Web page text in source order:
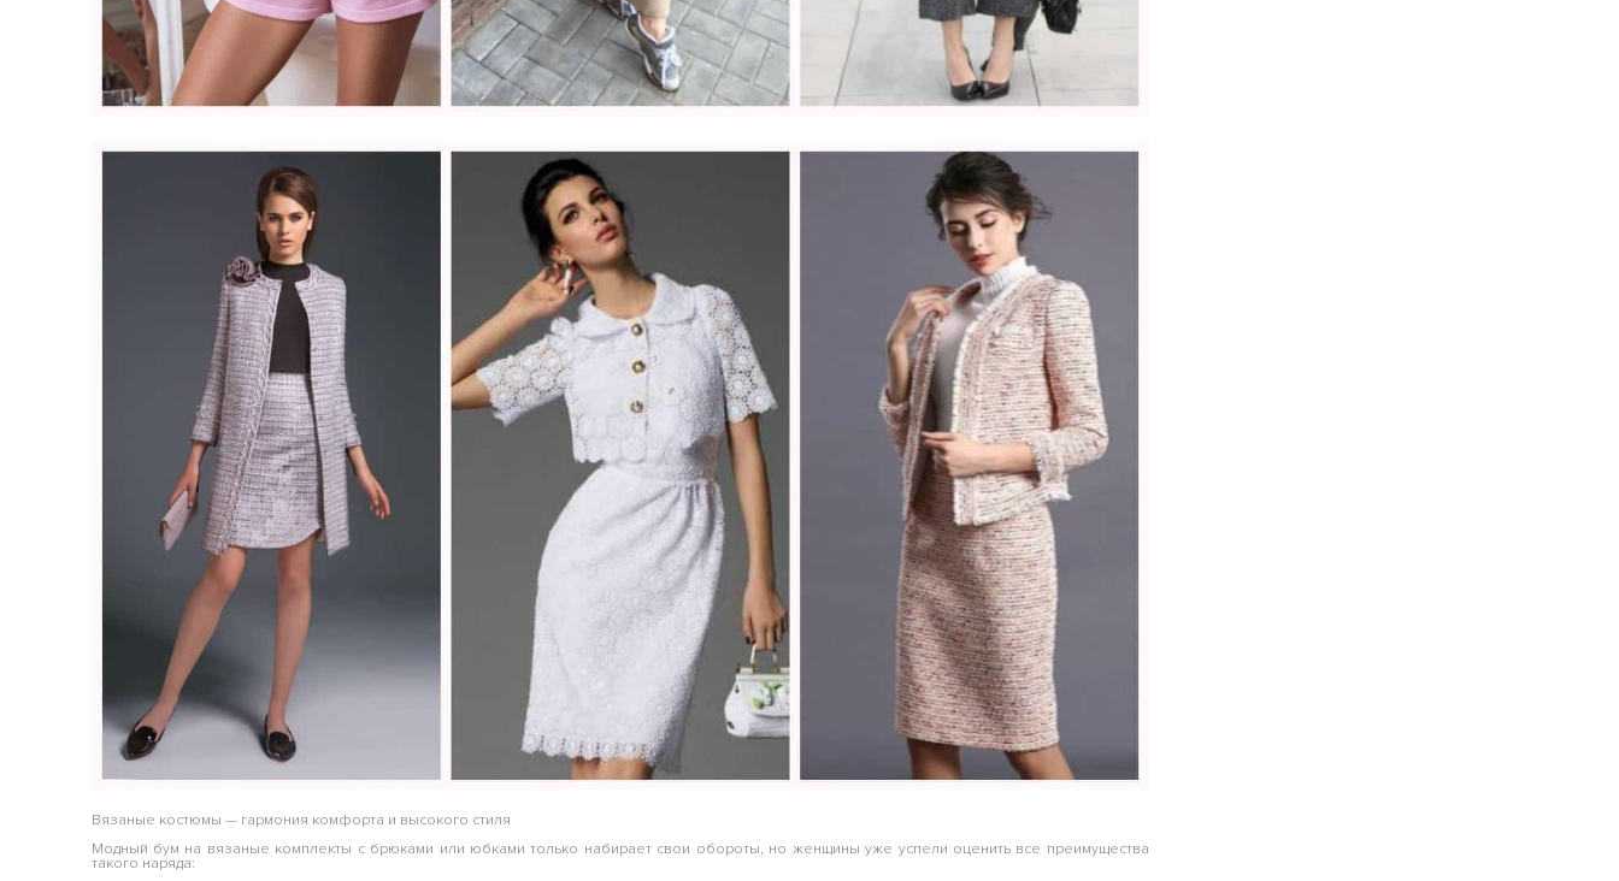
Вязаные костюмы — гармония комфорта и высокого стиля
Модный бум на вязаные комплекты с брюками или юбками только набирает свои обороты, но женщины уже успели оценить все преимущества
такого наряда: